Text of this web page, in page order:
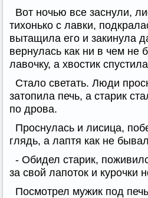
Вот ночью все заснули,
тихонько с лавки,
вытащила его и закинула
вернулась как ни в чем не
лавочку, а хвостик
Стало светать. Люди
затопила печь, а старик
по дрова.
Проснулась и лисица,
глядь, а лаптя как не
- Обидел старик,
за свой лапоток и курочки
Посмотрел мужик под